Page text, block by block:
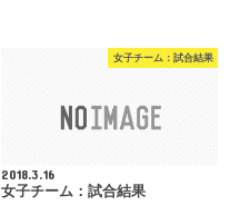
女子チーム：試合結果
2018.3.16
女子チーム：試合結果